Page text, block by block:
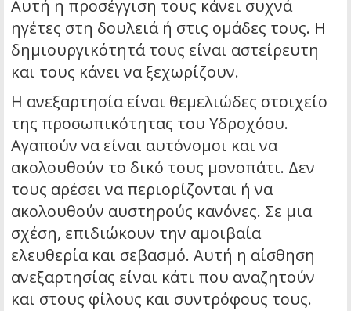
Αυτή η προσέγγιση τους κάνει συχνά
ηγέτες στη δουλειά ή στις ομάδες τους. Η
δημιουργικότητά τους είναι αστείρευτη
και τους κάνει να ξεχωρίζουν.
Η ανεξαρτησία είναι θεμελιώδες στοιχείο
της προσωπικότητας του Υδροχόου.
Αγαπούν να είναι αυτόνομοι και να
ακολουθούν το δικό τους μονοπάτι. Δεν
τους αρέσει να περιορίζονται ή να
ακολουθούν αυστηρούς κανόνες. Σε μια
σχέση, επιδιώκουν την αμοιβαία
ελευθερία και σεβασμό. Αυτή η αίσθηση
ανεξαρτησίας είναι κάτι που αναζητούν
και στους φίλους και συντρόφους τους.